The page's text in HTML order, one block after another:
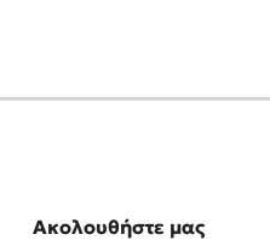
Ακολουθήστε μας